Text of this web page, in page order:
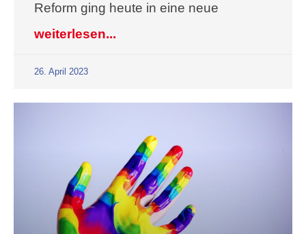
Reform ging heute in eine neue
weiterlesen...
26. April 2023